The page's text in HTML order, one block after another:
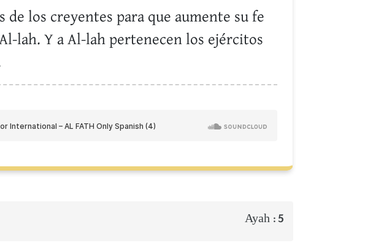
de los creyentes para que aumente su fe
lah. Y a Al-lah pertenecen los ejércitos
Ayah :5